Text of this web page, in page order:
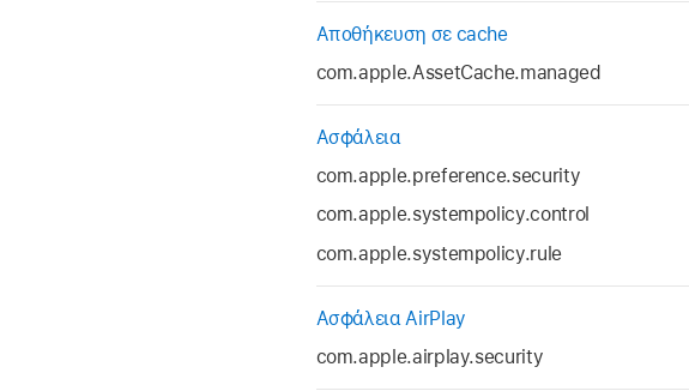
Αποθήκευση σε cache
com.apple.AssetCache.managed
Ασφάλεια
com.apple.preference.security
com.apple.systempolicy.control
com.apple.systempolicy.rule
Ασφάλεια AirPlay
com.apple.airplay.security